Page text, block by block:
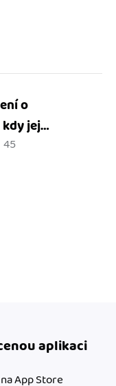
o
jej
45
aplikaci
na App Store